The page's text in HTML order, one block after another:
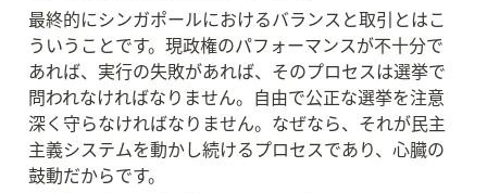
最終的にシンガポールにおけるバランスと取引とはこ
ういうことです。現政権のパフォーマンスが不十分で
あれば、実行の失敗があれば、そのプロセスは選挙で
問われなければなりません。自由で公正な選挙を注意
深く守らなければなりません。なぜなら、それが民主
主義システムを動かし続けるプロセスであり、心臓の
鼓動だからです。